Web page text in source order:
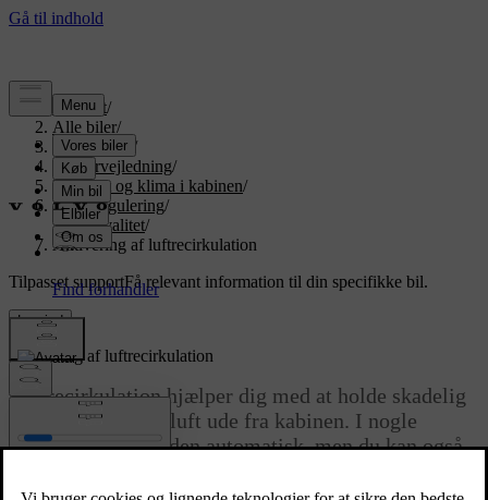
Support/
Alle biler/
EX90 2026 /
Brugervejledning/
Komfort og klima i kabinen/
Klimaregulering/
Luftkvalitet/
Aktivering af luftrecirkulation
Tilpasset supportFå relevant information til din specifikke bil.
Log ind
Aktivering af luftrecirkulation
Luftrecirkulation hjælper dig med at holde skadelig
eller ildelugtende luft ude fra kabinen. I nogle
tilfælde aktiveres den automatisk, men du kan også